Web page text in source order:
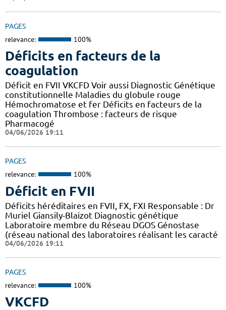
PAGES
relevance: 100%
Déficits en facteurs de la
coagulation
Déficit en FVII VKCFD Voir aussi Diagnostic Génétique
constitutionnelle Maladies du globule rouge
Hémochromatose et fer Déficits en facteurs de la
coagulation Thrombose : facteurs de risque
Pharmacogé
04/06/2026 19:11
PAGES
relevance: 100%
Déficit en FVII
Déficits héréditaires en FVII, FX, FXI Responsable : Dr
Muriel Giansily-Blaizot Diagnostic génétique
Laboratoire membre du Réseau DGOS Génostase
(réseau national des laboratoires réalisant les caracté
04/06/2026 19:11
PAGES
relevance: 100%
VKCFD